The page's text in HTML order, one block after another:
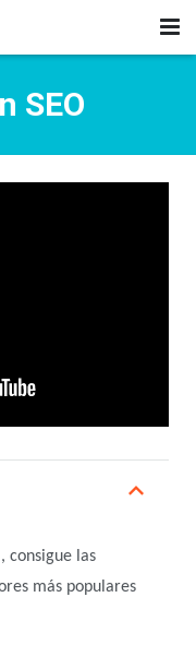
SEO
consigue las
más populares